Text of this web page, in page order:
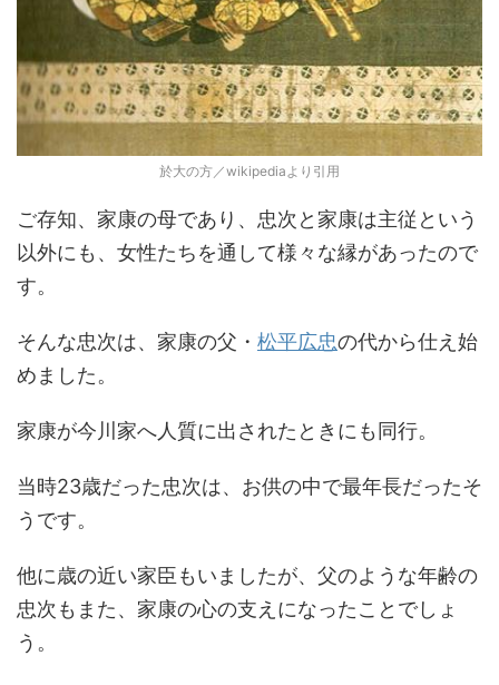
於大の方／wikipediaより引用
ご存知、家康の母であり、忠次と家康は主従という
以外にも、女性たちを通して様々な縁があったので
す。
そんな忠次は、家康の父・ 松平広忠の代から仕え始
めました。
家康が今川家へ人質に出されたときにも同行。
当時23歳だった忠次は、お供の中で最年長だったそ
うです。
他に歳の近い家臣もいましたが、父のような年齢の
忠次もまた、家康の心の支えになったことでしょ
う。